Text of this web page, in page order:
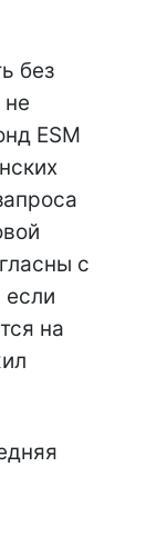
без
не
ESM
с
если
на